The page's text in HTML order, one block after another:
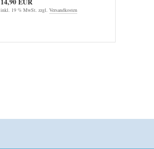
inkl. 19 % MwSt. zzgl.Versandkosten